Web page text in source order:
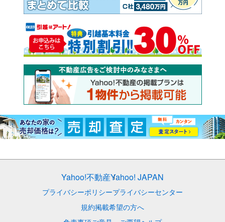
Yahoo!不動産Yahoo! JAPAN
プライバシーポリシープライバシーセンター
規約掲載希望の方へ